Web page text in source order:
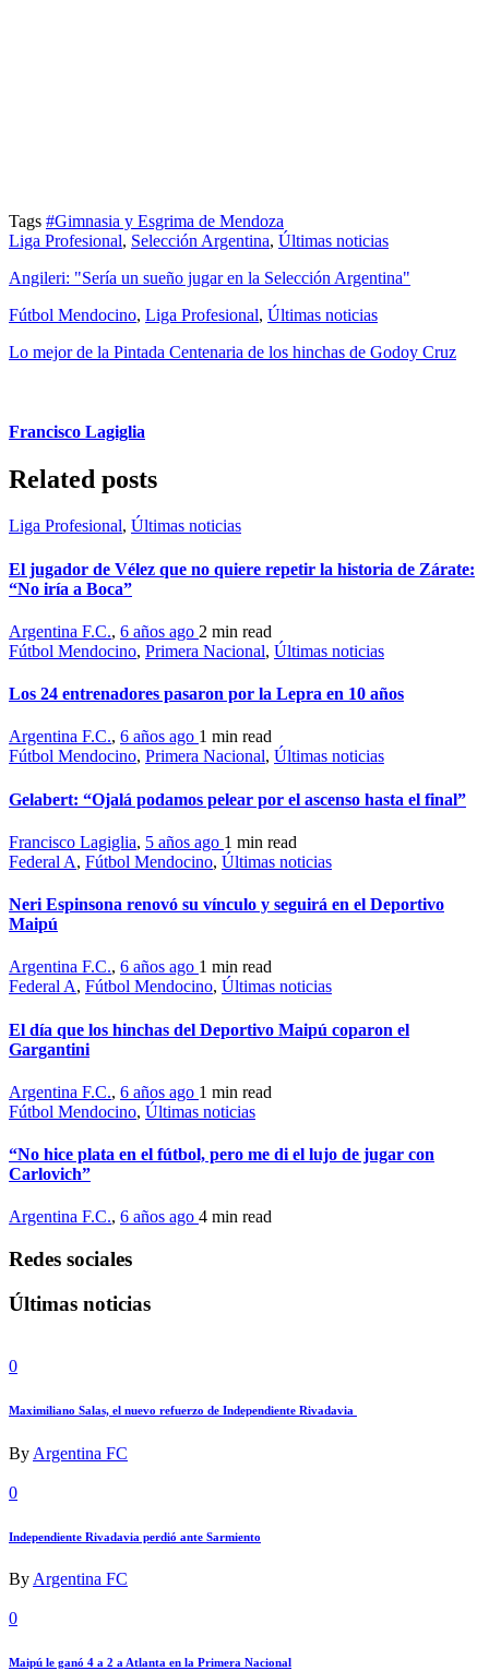
Tags #Gimnasia y Esgrima de Mendoza
Liga Profesional, Selección Argentina, Últimas noticias
Angileri: "Sería un sueño jugar en la Selección Argentina"
Fútbol Mendocino, Liga Profesional, Últimas noticias
Lo mejor de la Pintada Centenaria de los hinchas de Godoy Cruz
Francisco Lagiglia
Related posts
Liga Profesional, Últimas noticias
El jugador de Vélez que no quiere repetir la historia de Zárate:
“No iría a Boca”
Argentina F.C., 6 años ago 2 min read
Fútbol Mendocino, Primera Nacional, Últimas noticias
Los 24 entrenadores pasaron por la Lepra en 10 años
Argentina F.C., 6 años ago 1 min read
Fútbol Mendocino, Primera Nacional, Últimas noticias
Gelabert: “Ojalá podamos pelear por el ascenso hasta el final”
Francisco Lagiglia, 5 años ago 1 min read
Federal A, Fútbol Mendocino, Últimas noticias
Neri Espinsona renovó su vínculo y seguirá en el Deportivo
Maipú
Argentina F.C., 6 años ago 1 min read
Federal A, Fútbol Mendocino, Últimas noticias
El día que los hinchas del Deportivo Maipú coparon el
Gargantini
Argentina F.C., 6 años ago 1 min read
Fútbol Mendocino, Últimas noticias
“No hice plata en el fútbol, pero me di el lujo de jugar con
Carlovich”
Argentina F.C., 6 años ago 4 min read
Redes sociales
Últimas noticias
0
Maximiliano Salas, el nuevo refuerzo de Independiente Rivadavia
By Argentina FC
0
Independiente Rivadavia perdió ante Sarmiento
ByArgentina FC
0
Maipú le ganó 4 a 2 a Atlanta en la Primera Nacional